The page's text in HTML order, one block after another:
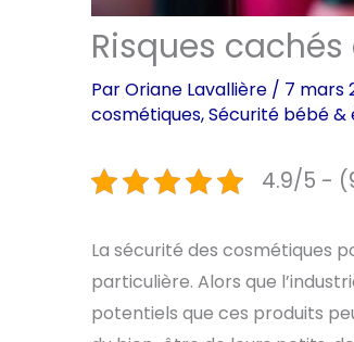
Risques
ParOriane Lavallière / 7 mars
cosmétiques,Sécurité bébé &
4.9/5 -
La sécurité des cosmétiques
particulière. Alors que
potentiels que ces produits